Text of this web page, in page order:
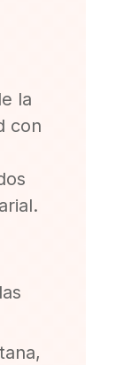
la
con